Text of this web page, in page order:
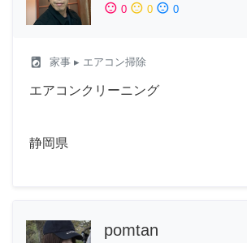
sentiment_satisfied 0 sentiment_neutral 0 sentiment_dissatisfied 0
local_laundry_service 家事 ▸ エアコン掃除
エアコンクリーニング
静岡県
pomtan